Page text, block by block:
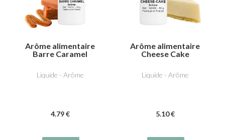
Arôme alimentaire
Barre Caramel
Liquide - Arôme
4.79 €
Arôme alimentaire
Cheese Cake
Liquide - Arôme
5.10 €